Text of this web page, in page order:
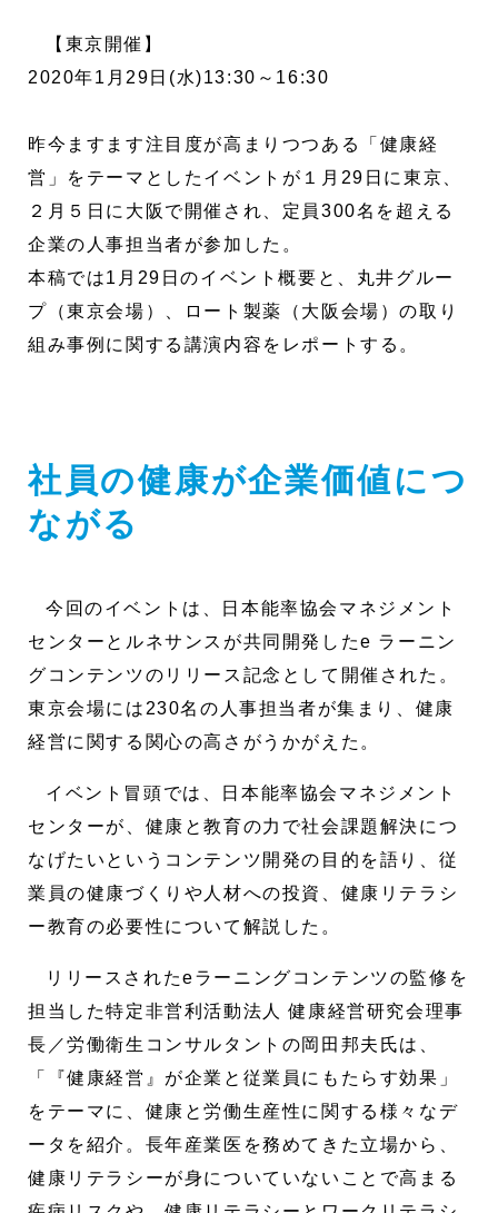
【東京開催】
2020年1月29日(水)13:30～16:30
昨今ますます注目度が高まりつつある「健康経
営」をテーマとしたイベントが１月29日に東京、
２月５日に大阪で開催され、定員300名を超える
企業の人事担当者が参加した。
本稿では1月29日のイベント概要と、丸井グルー
プ（東京会場）、ロート製薬（大阪会場）の取り
組み事例に関する講演内容をレポートする。
社員の健康が企業価値につ
ながる
今回のイベントは、日本能率協会マネジメント
センターとルネサンスが共同開発したe ラーニン
グコンテンツのリリース記念として開催された。
東京会場には230名の人事担当者が集まり、健康
経営に関する関心の高さがうかがえた。
イベント冒頭では、日本能率協会マネジメント
センターが、健康と教育の力で社会課題解決につ
なげたいというコンテンツ開発の目的を語り、従
業員の健康づくりや人材への投資、健康リテラシ
ー教育の必要性について解説した。
リリースされたeラーニングコンテンツの監修を
担当した特定非営利活動法人 健康経営研究会理事
長／労働衛生コンサルタントの岡田邦夫氏は、
「『健康経営』が企業と従業員にもたらす効果」
をテーマに、健康と労働生産性に関する様々なデ
ータを紹介。長年産業医を務めてきた立場から、
健康リテラシーが身についていないことで高まる